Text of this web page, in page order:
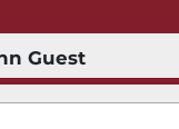
Guest